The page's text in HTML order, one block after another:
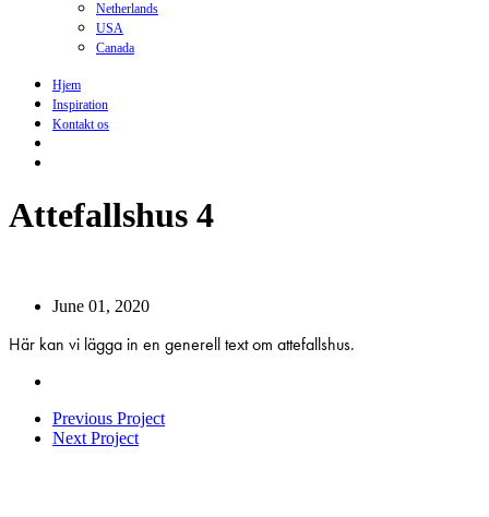
Netherlands
USA
Canada
Hjem
Inspiration
Kontakt os
Attefallshus 4
June 01, 2020
Här kan vi lägga in en generell text om attefallshus.
Previous Project
Next Project